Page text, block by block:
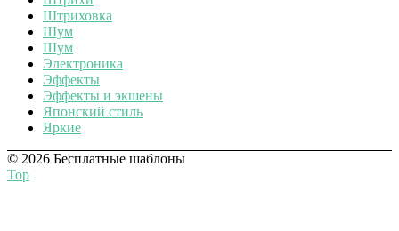
Штриховка
Шум
Шум
Электроника
Эффекты
Эффекты и экшены
Японский стиль
Яркие
© 2026 Бесплатные шаблоны
Top